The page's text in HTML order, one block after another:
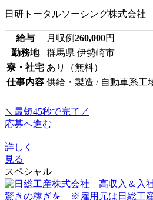
日研トータルソーシング株式会社
給与 月収例260,000円
勤務地
群馬県 伊勢崎市
寮・社宅 あり（無料）
仕事内容 供給・製造 / 自動車系工
＼最短45秒で完了／
応募へ進む
詳しく
見る
スペシャル